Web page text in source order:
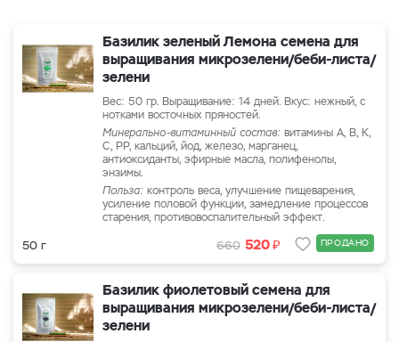
Базилик зеленый Лемона семена для
выращивания микрозелени/беби-листа/
зелени
Вес: 50 гр. Выращивание: 14 дней. Вкус: нежный, с
нотками восточных пряностей.
Минерально-витаминный состав: витамины А, В, К,
С, РР, кальций, йод, железо, марганец,
антиоксиданты, эфирные масла, полифенолы,
энзимы.
Польза: контроль веса, улучшение пищеварения,
усиление половой функции, замедление процессов
старения, противовоспалительный эффект.
50 г 660 520₽ ПРОДАНО
Базилик фиолетовый семена для
выращивания микрозелени/беби-листа/
зелени